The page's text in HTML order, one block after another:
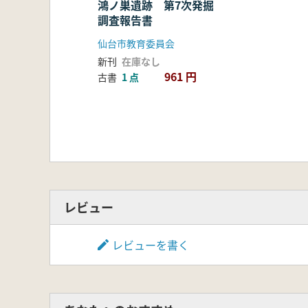
鴻ノ巣遺跡 第7次発掘
調査報告書
仙台市教育委員会
新刊 在庫なし
古書 1 点 961 円
レビュー
レビューを書く